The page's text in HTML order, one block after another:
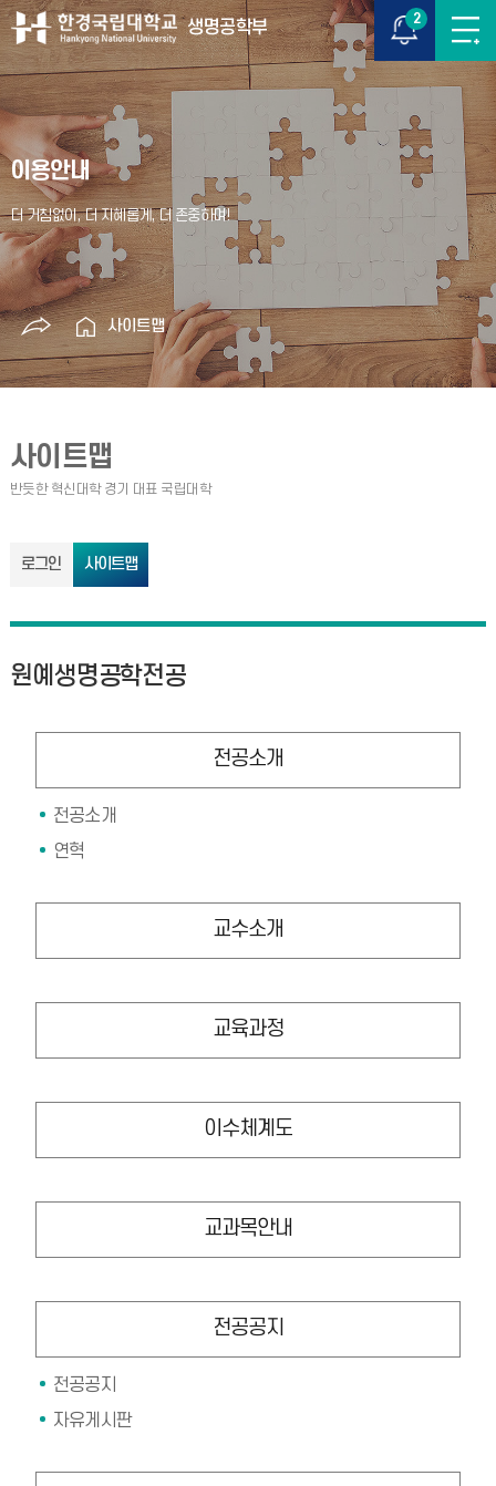
생명공학부 2
이용안내
사이트맵
사이트맵
로그인 사이트맵
원예생명공학전공
전공소개
전공소개
연혁
교수소개
교육과정
이수체계도
교과목안내
전공공지
전공공지
자유게시판